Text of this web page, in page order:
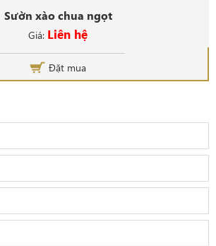
Sườn xào chua ngọt
Giá: Liên hệ
Đặt mua